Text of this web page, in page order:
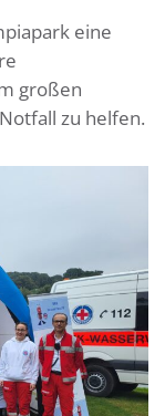
eine
großen
zu helfen.